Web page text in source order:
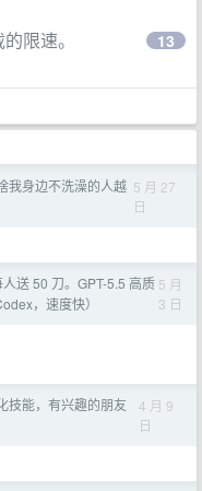
限速。 13
我身边不洗澡的人越 5 月 27
日
送 50 刀。GPT-5.5 高质
，速度快）
5 月
3 日
技能，有兴趣的朋友
4 月 9
日